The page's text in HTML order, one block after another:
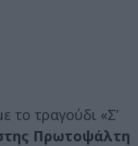
το τραγούδι «Σ’
Πρωτοψάλτη